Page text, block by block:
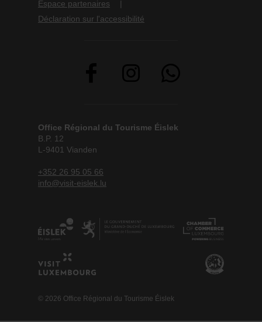
Espace partenaires
Déclaration sur l'accessibilité
Office Régional du Tourisme Éislek
B.P. 12
L-9401 Vianden
+352 26 95 05 66
info@visit-eislek.lu
© 2026 Office Régional du Tourisme Éislek